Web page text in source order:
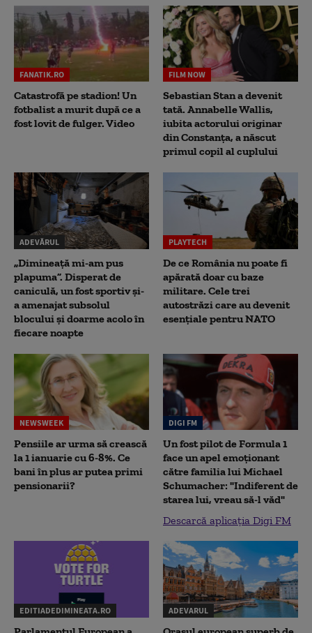
FANATIK.RO
Catastrofă pe stadion! Un
fotbalist a murit după ce a
fost lovit de fulger. Video
FILM NOW
Sebastian Stan a devenit
tată. Annabelle Wallis,
iubita actorului originar
din Constanța, a născut
primul copil al cuplului
ADEVĂRUL
„Dimineață mi-am pus
plapuma”. Disperat de
caniculă, un fost sportiv și-
a amenajat subsolul
blocului și doarme acolo în
fiecare noapte
PLAYTECH
De ce România nu poate fi
apărată doar cu baze
militare. Cele trei
autostrăzi care au devenit
esențiale pentru NATO
NEWSWEEK
Pensiile ar urma să crească
la 1 ianuarie cu 6-8%. Ce
bani în plus ar putea primi
pensionarii?
DIGI FM
Un fost pilot de Formula 1
face un apel emoționant
către familia lui Michael
Schumacher: "Indiferent de
starea lui, vreau să-l văd"
Descarcă aplicația Digi FM
EDITIADEDIMINEATA.RO ADEVARUL